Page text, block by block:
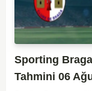
Sporting
Tahmini 06